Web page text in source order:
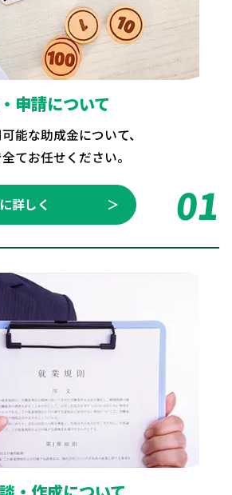
申請について
能な助成金について、
てお任せください。
詳しく ＞ 01